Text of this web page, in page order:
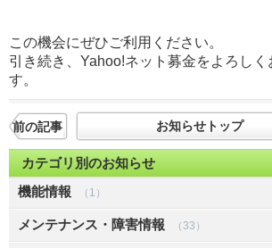
この機会にぜひご利用ください。
引き続き、Yahoo!ネット募金をよろしく
す。
前の記事 お知らせトップ
カテゴリ別のお知らせ
機能情報
（1）
メンテナンス・障害情報 （33）